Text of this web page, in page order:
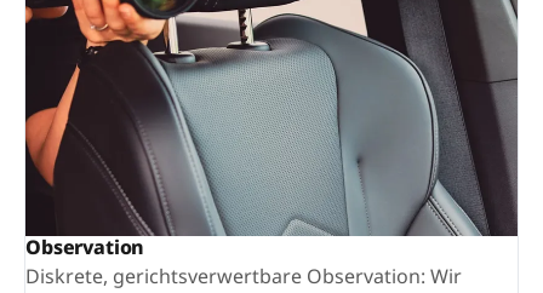
Observation
Diskrete, gerichtsverwertbare Observation: Wir